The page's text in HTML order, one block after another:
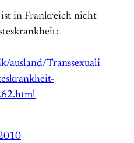
ist in Frankreich nicht
ausland/Transsexuali